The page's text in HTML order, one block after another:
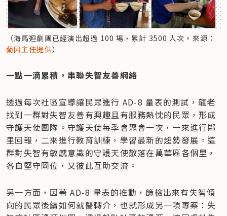
（海馬迴劇團已經演出超過 100 場，累計 3500 人次。來源：
蘭因主任提供）
一點一滴累積，串聯失智友善網絡
透過每次社區宣導讓民眾進行 AD-8 量表的測試，龍老
找到一群對失智友善有興趣且有服務熱忱的民眾，形成
守護天使團隊。守護天使每季會聚會一次，一來進行鄰
里回報，二來進行教育訓練，學習最新的趨勢發展。這
群對失智有敏感意識的守護天使散落在萬華區各個里，
各自堅守岡位，又彼此互助交流。
另一方面，因著 AD-8 量表的推動，篩檢出來有失智傾
向的民眾後續如何就醫轉介，也就形成另一項專案：失